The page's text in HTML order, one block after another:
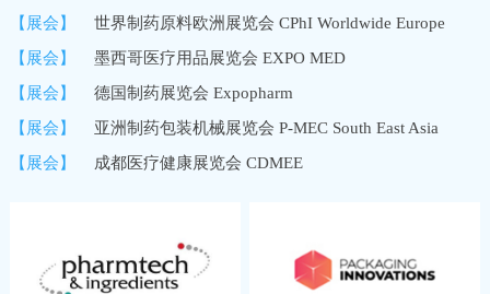
【展会】
世界制药原料欧洲展览会 CPhI Worldwide Europe
【展会】
墨西哥医疗用品展览会 EXPO MED
【展会】
德国制药展览会 Expopharm
【展会】
亚洲制药包装机械展览会 P-MEC South East Asia
【展会】
成都医疗健康展览会 CDMEE